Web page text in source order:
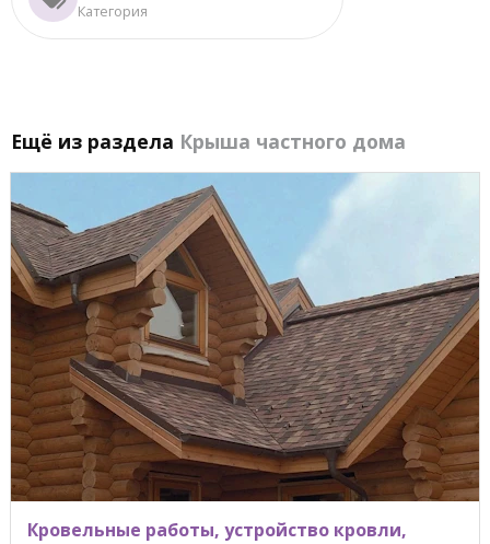
Категория
Ещё из раздела Крыша частного дома
Кровельные работы, устройство кровли,